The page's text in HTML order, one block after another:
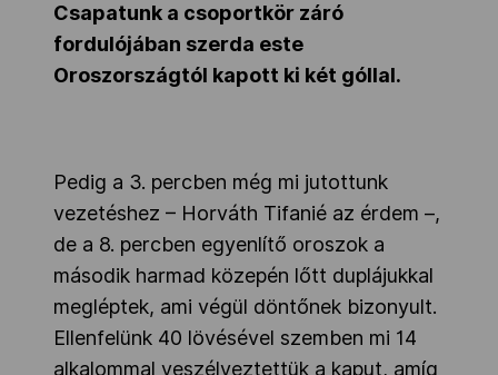
OVEP
Csapatunk a csoportkör záró
fordulójában szerda este
Oroszországtól kapott ki két góllal.
Pedig a 3. percben még mi jutottunk
vezetéshez – Horváth Tifanié az érdem –,
de a 8. percben egyenlítő oroszok a
második harmad közepén lőtt duplájukkal
megléptek, ami végül döntőnek bizonyult.
Ellenfelünk 40 lövésével szemben mi 14
alkalommal veszélyeztettük a kaput, amíg